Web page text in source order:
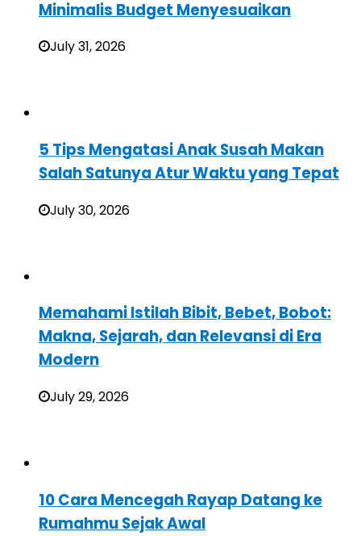
Minimalis Budget Menyesuaikan
July 31, 2026
5 Tips Mengatasi Anak Susah Makan
Salah Satunya Atur Waktu yang Tepat
July 30, 2026
Memahami Istilah Bibit, Bebet, Bobot:
Makna, Sejarah, dan Relevansi di Era
Modern
July 29, 2026
10 Cara Mencegah Rayap Datang ke
Rumahmu Sejak Awal